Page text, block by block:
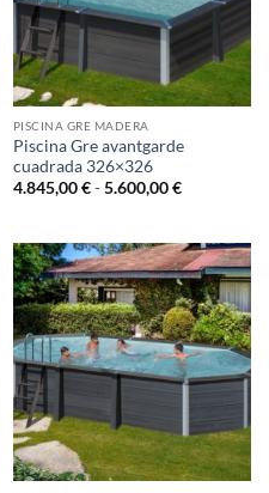
PISCINA GRE MADERA
Piscina Gre avantgarde
cuadrada 326×326
4.845,00€ - 5.600,00€Rango
4.845,00 €
hasta
5.600,00 €